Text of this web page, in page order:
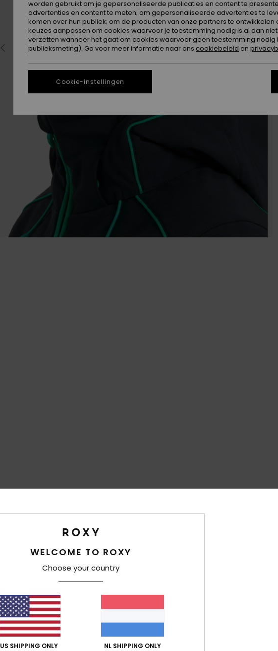
WELCOME TO ROXY
Choose your country
US SHIPPING ONLY NL SHIPPING ONLY
worden gebruikt om je gepersonaliseerde publicaties en content te
advertenties en content te meten; om gepersonaliseerde advertenties te
komen over hun publiek; om de producten van onze partners te ontwikkelen
keuzes aanpassen om cookies waarvoor je toestemming nodig is al dan
verzetten wanneer het gaat om cookies waarvoor geen toestemming
publieksmeting). Ga voor meer informatie naar ons cookiebeleid en
Cookie-instellingen